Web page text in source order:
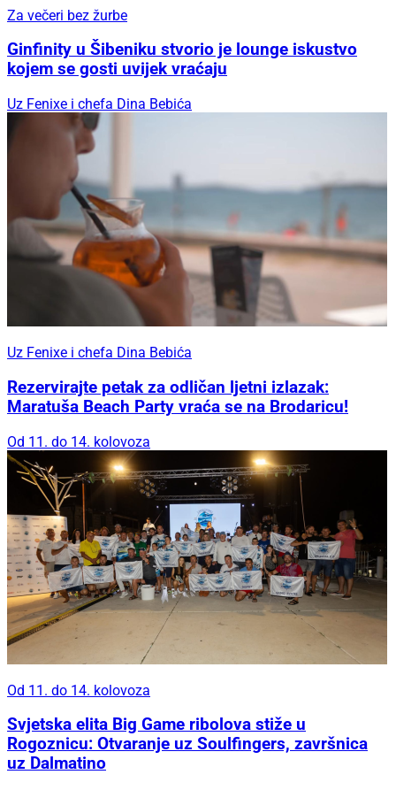
Za večeri bez žurbe
Ginfinity u Šibeniku stvorio je lounge iskustvo
kojem se gosti uvijek vraćaju
Uz Fenixe i chefa Dina Bebića
Uz Fenixe i chefa Dina Bebića
Rezervirajte petak za odličan ljetni izlazak:
Maratuša Beach Party vraća se na Brodaricu!
Od 11. do 14. kolovoza
Od 11. do 14. kolovoza
Svjetska elita Big Game ribolova stiže u
Rogoznicu: Otvaranje uz Soulfingers, završnica
uz Dalmatino